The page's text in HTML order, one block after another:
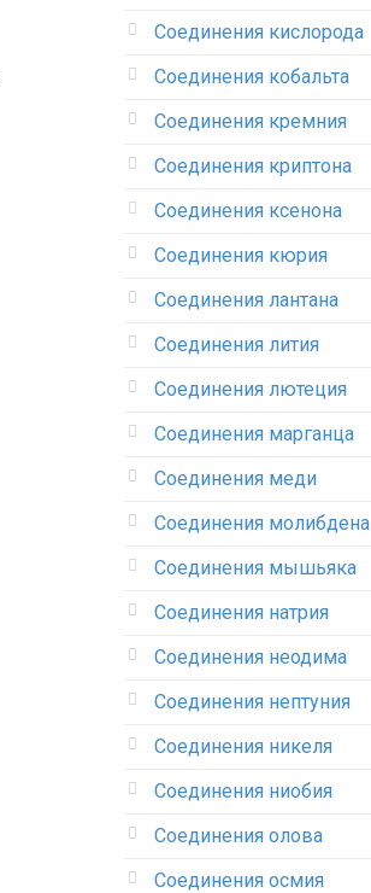
Соединения кислорода‎
Соединения кобальта
Соединения кремния‎
Соединения криптона‎
Соединения ксенона‎
Соединения кюрия
Соединения лантана‎
Соединения лития‎
Соединения лютеция‎
Соединения марганца‎
Соединения меди
Соединения молибдена‎
Соединения мышьяка‎ ‎
Соединения натрия‎
Соединения неодима‎
Соединения нептуния‎
Соединения никеля‎
Соединения ниобия‎
Соединения олова‎
Соединения осмия‎